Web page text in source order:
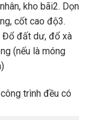
kho bãi2. Dọn
cốt cao độ3.
Đổ đất dư, đổ xà
(nếu là móng